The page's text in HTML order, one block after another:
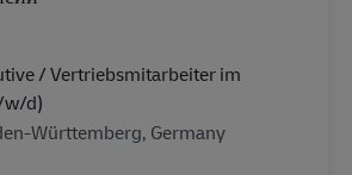
/ Vertriebsmitarbeiter im
w/d)
Württemberg, Germany